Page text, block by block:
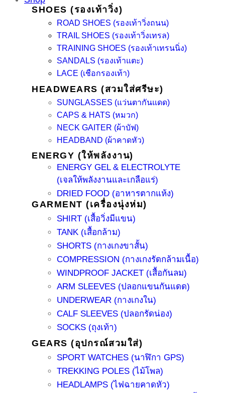
SHOES (รองเท้าวิ่ง)
ROAD SHOES (รองเท้าวิ่งถนน)
TRAIL SHOES (รองเท้าวิ่งเทรล)
TRAINING SHOES (รองเท้าเทรนนิ่ง)
SANDALS (รองเท้าแตะ)
LACE (เชือกรองเท้า)
HEADWEARS (สวมใส่ศรีษะ)
SUNGLASSES (แว่นตากันแดด)
CAPS & HATS (หมวก)
NECK GAITER (ผ้าบัฟ)
HEADBAND (ผ้าคาดหัว)
ENERGY (ให้พลังงาน)
ENERGY GEL & ELECTROLYTE
(เจลให้พลังงานและเกลือแร่)
DRIED FOOD (อาหารตากแห้ง)
GARMENT (เครื่องนุ่งห่ม)
SHIRT (เสื้อวิ่งมีแขน)
TANK (เสื้อกล้าม)
SHORTS (กางเกงขาสั้น)
COMPRESSION (กางเกงรัดกล้ามเนื้อ)
WINDPROOF JACKET (เสื้อกันลม)
ARM SLEEVES (ปลอกแขนกันแดด)
UNDERWEAR (กางเกงใน)
CALF SLEEVES (ปลอกรัดน่อง)
SOCKS (ถุงเท้า)
GEARS (อุปกรณ์สวมใส่)
SPORT WATCHES (นาฬิกา GPS)
TREKKING POLES (ไม้โพล)
HEADLAMPS (ไฟฉายคาดหัว)